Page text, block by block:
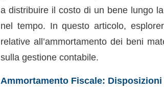
a distribuire il costo di un bene lungo
nel tempo. In questo articolo,
relative all’ammortamento dei beni
sulla gestione contabile.
Ammortamento Fiscale: Disposizioni